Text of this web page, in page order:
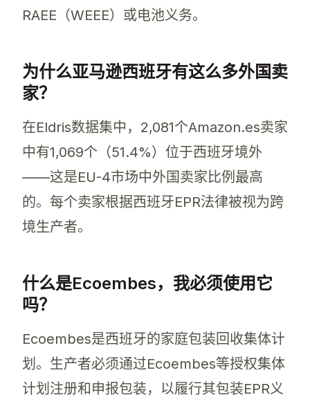
RAEE（WEEE）或电池义务。
为什么亚马逊西班牙有这么多外国卖
家？
在Eldris数据集中，2,081个Amazon.es卖家
中有1,069个（51.4%）位于西班牙境外
——这是EU-4市场中外国卖家比例最高
的。每个卖家根据西班牙EPR法律被视为跨
境生产者。
什么是Ecoembes，我必须使用它
吗？
Ecoembes是西班牙的家庭包装回收集体计
划。生产者必须通过Ecoembes等授权集体
计划注册和申报包装，以履行其包装EPR义